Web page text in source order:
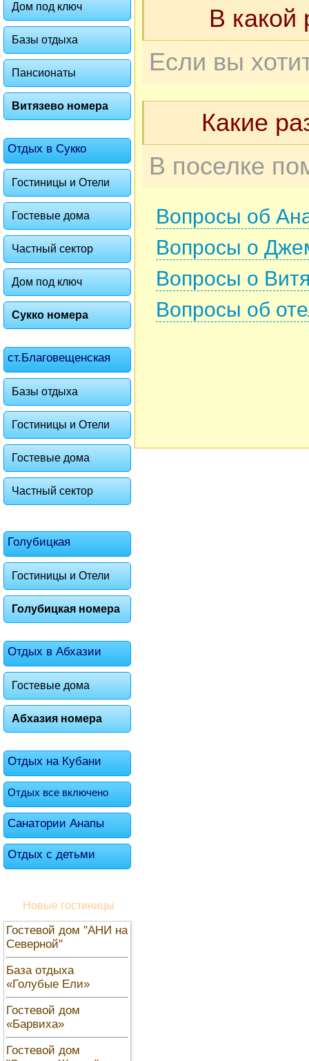
Дом под ключ
Базы отдыха
Пансионаты
Витязево номера
Отдых в Сукко
Гостиницы и Отели
Гостевые дома
Частный сектор
Дом под ключ
Сукко номера
ст.Благовещенская
Базы отдыха
Гостиницы и Отели
Гостевые дома
Частный сектор
Голубицкая
Гостиницы и Отели
Голубицкая номера
Отдых в Абхазии
Гостевые дома
Абхазия номера
Отдых на Кубани
Отдых все включено
Санатории Анапы
Отдых с детьми
Новые гостиницы
Гостевой дом "АНИ на
Северной"
База отдыха
«Голубые Ели»
Гостевой дом
«Барвиха»
Гостевой дом
В какой
Какие
Вопросы об
Вопросы о
Вопросы о
Вопросы об